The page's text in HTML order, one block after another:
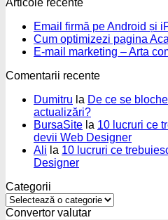
Articole recente
Email firmă pe Android și
Cum optimizezi pagina
E-mail marketing – Arta
Comentarii recente
Dumitru la De ce se
actualizări?
BursaSite la 10 lucruri ce
devii Web Designer
Ali la 10 lucruri ce
Designer
Categorii
Categorii
Convertor valutar